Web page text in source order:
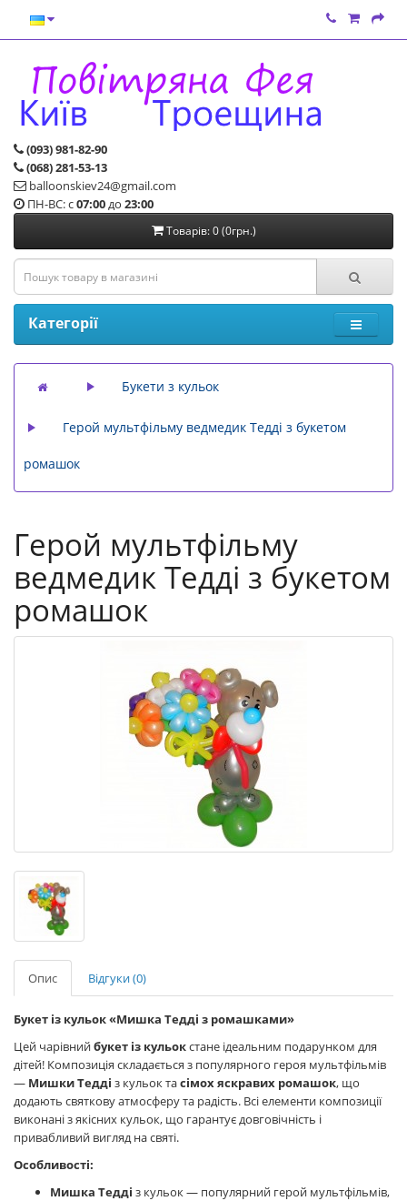
(093) 981-82-90
(068) 281-53-13
balloonskiev24@gmail.com
ПН-ВС: с07:00до 23:00
Товарів: 0 (0грн.)
Категорії
Букети з кульок
Герой мультфільму ведмедик Тедді з букетом
ромашок
Герой мультфільму
ведмедик Тедді з букетом
ромашок
Опис Відгуки (0)
Букет із кульок «Мишка Тедді з ромашками»
Цей чарівнийбукет із кульокстане ідеальним подарунком для
дітей! Композиція складається з популярного героя мультфільмів
— Мишки Тедді з кульок тасімох яскравих ромашок, що
додають святкову атмосферу та радість. Всі елементи композиції
виконані з якісних кульок, що гарантує довговічність і
привабливий вигляд на святі.
Особливості:
Мишка Тедді з кульок — популярний герой мультфільмів,